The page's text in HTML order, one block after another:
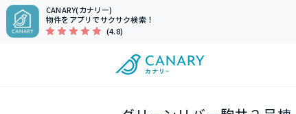
CANARY(カナリー)
物件をアプリでサクサク検索！
(4.8)